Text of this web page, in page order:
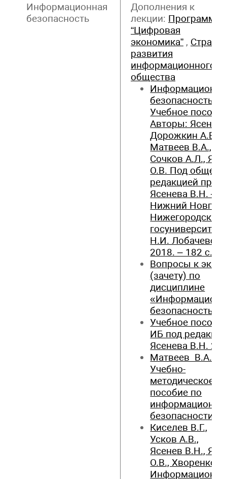
Информационная
безопасность
Дополнения к
лекции: Программа
“Цифровая
экономика” ,
развития
информационного
общества
безопасность:
Учебное
Авторы: Ясенев
Дорожкин А.В.,
Матвеев В.А.,
Сочков А.Л.,
О.В. Под общей
редакцией проф.
Ясенева В.Н. –
Нижний
Нижегородский
госуниверситет
Н.И.
2018. – 182 с.
Вопросы к
(зачету) по
дисциплине
безопасность»
Учебное
ИБ под
Ясенева В.Н.
Матвеев В.А.
Учебно-
методическое
пособие по
безопасности.
Киселев В.Г.,
Усков А.В.,
Ясенев В.Н.,
О.В., Хворенков